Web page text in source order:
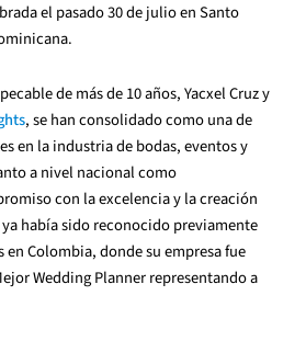
el pasado 30 de julio en Santo
de más de 10 años, Yacxel Cruz y
, se han consolidado como una de
en la industria de bodas, eventos y
a nivel nacional como
con la excelencia y la creación
había sido reconocido previamente
en Colombia, donde su empresa fue
Wedding Planner representando a